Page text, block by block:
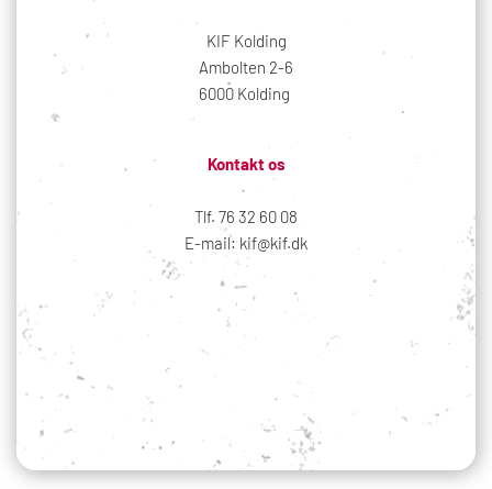
KIF Kolding
Ambolten 2-6
6000 Kolding
Kontakt os
Tlf. 76 32 60 08
E-mail: kif@kif.dk
Sociale medier
Din profil